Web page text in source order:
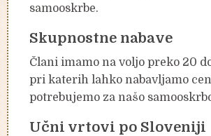
samooskrbe.
Skupnostne nabave
Člani imamo na voljo preko 20
pri katerih lahko nabavljamo
potrebujemo za našo
Učni vrtovi po Sloveniji